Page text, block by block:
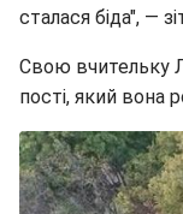
сталася біда", —
Свою вчительку
пості, який вона